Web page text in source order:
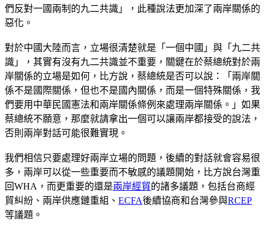
們反對一國兩制的九二共識」，此種說法更加深了兩岸關係的
惡化。
對於中國大陸而言，立場很清楚就是「一個中國」與「九二共
識」，其實有沒有九二共識並不重要，關鍵在於蔡總統對於兩
岸關係的立場是如何，比方說，蔡總統是否可以說：「兩岸關
係不是國際關係，但也不是國內關係，而是一個特殊關係，我
們要用中華民國憲法和兩岸關係條例來處理兩岸關係。」如果
蔡總統不願意，那麼就請拿出一個可以讓兩岸都接受的說法，
否則兩岸對話可能很難實現。
我們相信只要處理好兩岸立場的問題，後續的對話就會容易很
多，兩岸可以從一些重要而不敏感的議題開始，比方說台灣重
回WHA，而更重要的還是兩岸經貿的諸多議題，包括台商經
貿糾紛、兩岸供應鏈重組、 ECFA後續協商和台灣參與RCEP
等議題。